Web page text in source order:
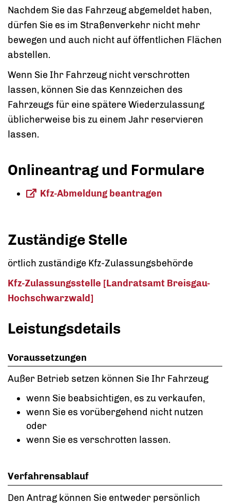
Nachdem Sie das Fahrzeug abgemeldet haben,
dürfen Sie es im Straßenverkehr nicht mehr
bewegen und auch nicht auf öffentlichen Flächen
abstellen.
Wenn Sie Ihr Fahrzeug nicht verschrotten
lassen, können Sie das Kennzeichen des
Fahrzeugs für eine spätere Wiederzulassung
üblicherweise bis zu einem Jahr reservieren
lassen.
Onlineantrag und Formulare
Kfz-Abmeldung beantragen
Zuständige Stelle
örtlich zuständige Kfz-Zulassungsbehörde
Kfz-Zulassungsstelle [Landratsamt Breisgau-
Hochschwarzwald]
Leistungsdetails
Voraussetzungen
Außer Betrieb setzen können Sie Ihr Fahrzeug
wenn Sie beabsichtigen, es zu verkaufen,
wenn Sie es vorübergehend nicht nutzen
oder
wenn Sie es verschrotten lassen.
Verfahrensablauf
Den Antrag können Sie entweder persönlich